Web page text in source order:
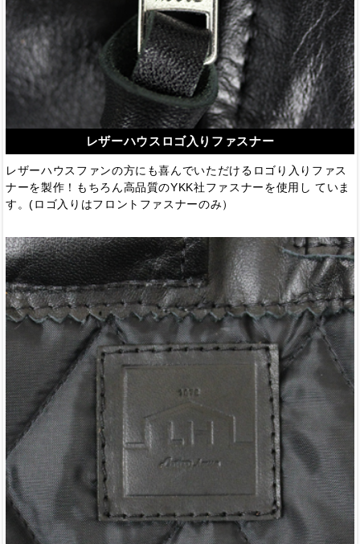
レザーハウスロゴ入りファスナー
レザーハウスファンの方にも喜んでいただけるロゴり入りファス
ナーを製作！もちろん高品質のYKK社ファスナーを使用し ていま
す。(ロゴ入りはフロントファスナーのみ）